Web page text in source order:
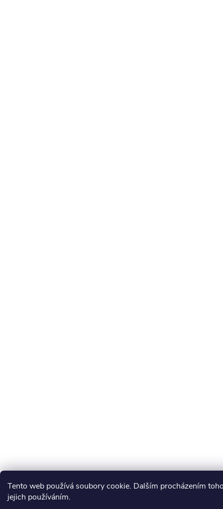
Tento web používá soubory cookie. Dalším procházením
jejich používáním.